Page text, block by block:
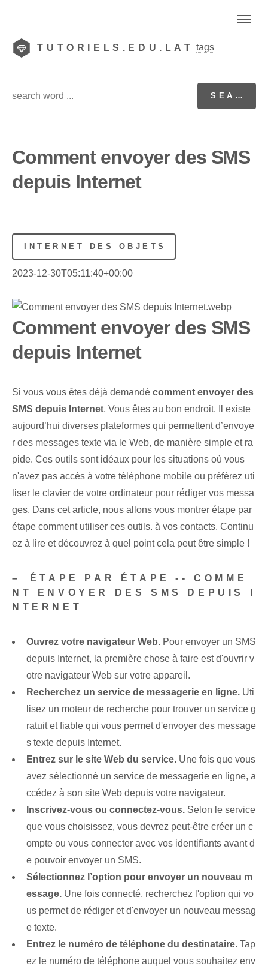
TUTORIELS.EDU.LAT tags
Comment envoyer des SMS
depuis Internet
INTERNET DES OBJETS
2023-12-30T05:11:40+00:00
Comment envoyer des SMS
depuis Internet
Si vous vous êtes déjà demandé comment envoyer des
SMS depuis Internet, Vous êtes au bon endroit. Il existe
aujourd’hui diverses plateformes qui permettent d’envoye
r des messages texte via le Web, de manière simple et ra
pide. Ces outils sont idéaux pour les situations où vous
n'avez pas accès à votre téléphone mobile ou préférez uti
liser le clavier de votre ordinateur pour rédiger vos messa
ges. Dans cet article, nous allons vous montrer étape par
étape comment utiliser ces outils. à vos contacts. Continu
ez à lire et découvrez à quel point cela peut être simple !
– ⁤ÉTAPE‌ PAR ÉTAPE -- COMME
NT ENVOYER DES ‍SMS‍ DEPUIS I
NTERNET
Ouvrez votre navigateur Web. Pour envoyer un SMS
depuis Internet, la première chose à faire est d'ouvrir v
otre navigateur Web sur votre appareil.
Recherchez un service de messagerie en ligne. Uti
lisez un moteur de recherche pour trouver un service g
ratuit et fiable qui vous permet d'envoyer des message
s texte depuis Internet.
Entrez sur le site Web du service. Une fois que vous
avez sélectionné un service de messagerie en ligne, a
ccédez à son site Web depuis votre navigateur.
Inscrivez-vous ou connectez-vous. Selon le service
que vous choisissez, vous devrez peut-être créer un c
ompte ou vous connecter avec vos identifiants avant d
e pouvoir envoyer un SMS.
Sélectionnez l’option pour envoyer un nouveau m
essage. Une fois connecté, recherchez l'option qui vo
us permet de rédiger et d'envoyer un nouveau messag
e texte.
Entrez le numéro de téléphone du destinataire. Tap
ez le numéro de téléphone auquel vous souhaitez env